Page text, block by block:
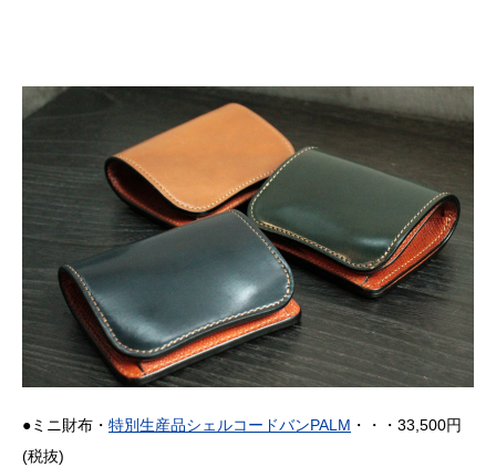
●ミニ財布・ 特別生産品シェルコードバンPALM ・・・33,500円
(税抜)